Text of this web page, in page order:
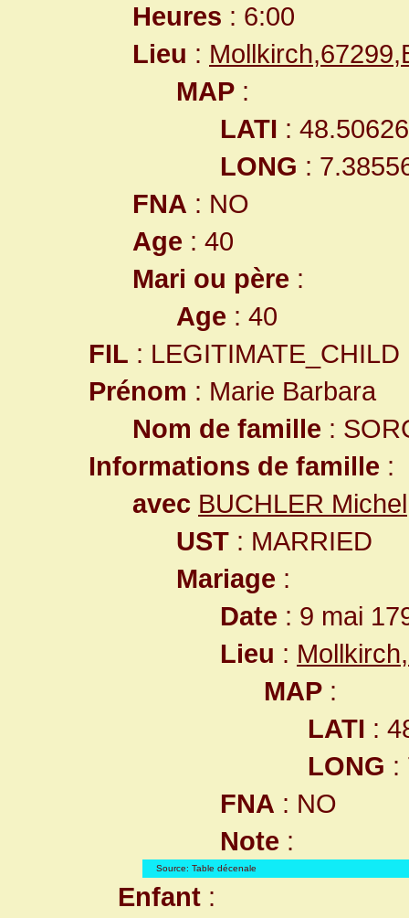
Heures : 6:00
Lieu :
MAP :
LATI :
LONG :
FNA : NO
Age : 40
Mari ou père :
Age : 40
FIL : LEGITIMATE_CHILD
Prénom : Marie Barbara
Nom de famille :
Informations de famille :
avec BUCHLER Michel
UST : MARRIED
Mariage :
Date : 9 mai
Lieu :
MAP :
LATI :
LONG :
FNA : NO
Note :
Source: Table décenale
Enfant :